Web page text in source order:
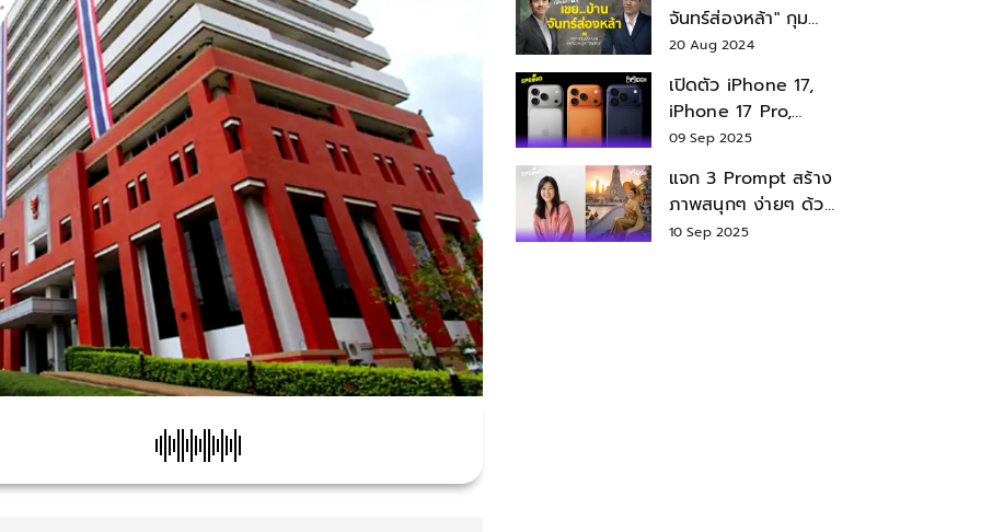
จันทร์ส่องหล้า" กุม
บังเหียนธุรกิจตระกูล
"ชินวัตร"
20 Aug 2024
เปิดตัว iPhone 17,
iPhone 17 Pro,
iPhone 17 Air สเปค
09 Sep 2025
แจก 3 Prompt สร้าง
ภาพสนุกๆ ง่ายๆ ด้วย
Nano Banana ใน
10 Sep 2025